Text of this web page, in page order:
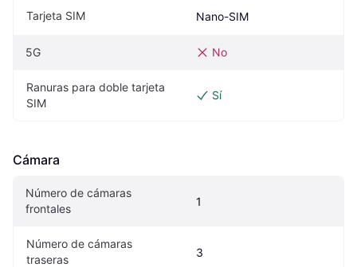
Tarjeta SIM Nano-SIM
5G No
Ranuras para doble tarjeta
SIM
Sí
Cámara
Número de cámaras
frontales
1
Número de cámaras
traseras
3